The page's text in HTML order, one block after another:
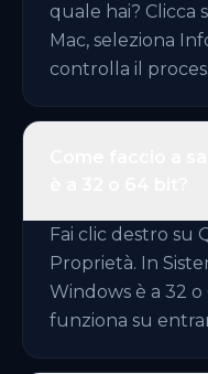
quale hai?
Mac, seleziona
controlla il
Fai clic destro su
Proprietà. In
Windows è a 32
funziona su